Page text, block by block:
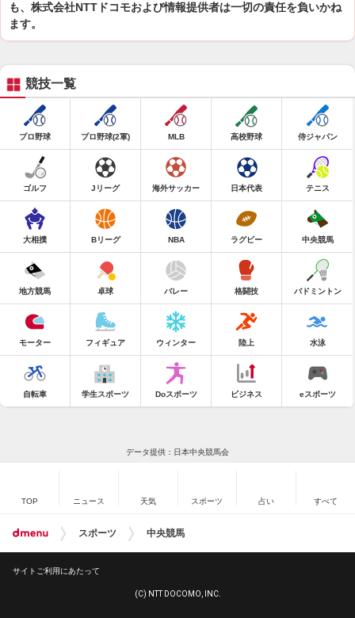
も、株式会社NTTドコモおよび情報提供者は一切の責任を負いかね
ます。
競技一覧
プロ野球 プロ野球(2軍) MLB 高校野球 侍ジャパン
ゴルフ Jリーグ 海外サッカー 日本代表 テニス
大相撲 Bリーグ NBA ラグビー 中央競馬
地方競馬 卓球 バレー 格闘技 バドミントン
モーター フィギュア ウィンター 陸上 水泳
自転車 学生スポーツ Doスポーツ ビジネス eスポーツ
データ提供：日本中央競馬会
TOP ニュース 天気 スポーツ 占い すべて
スポーツ 中央競馬
サイトご利用にあたって
(C) NTT DOCOMO, INC.